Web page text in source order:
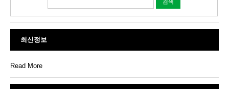
최신정보
Read More